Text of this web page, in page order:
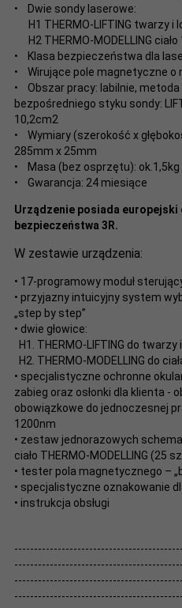
• Dwie sondy laserowe:
H1 THERMO-LIFTING twarzy i
H2 THERMO-MODELLING
• Klasa bezpieczeństwa dla
• Wirujące pole magnetyczne o
• Obszar pracy: labilnie,
bezpośredniego styku sondy:
10,2cm2
• Wymiary (szerokość x
285mm x 25mm
• Masa (bez osprzętu): ok.1,5kg
• Gwarancja: 24 miesiące
Urządzenie posiada
bezpieczeństwa 3R.
W zestawie urządzenia:
• 17-programowy moduł
• przyjazny intuicyjny system
„step by step”
• dwie głowice:
H1. THERMO-LIFTING do twarzy
H2. THERMO-MODELLING do
• specjalistyczne ochronne
zabieg oraz osłonki dla klienta -
obowiązkowe do jednoczesnej
1200nm
• zestaw jednorazowych
ciało THERMO-MODELLING (25
• tester pola magnetycznego –
• specjalistyczne oznakowanie
• instrukcja obsługi